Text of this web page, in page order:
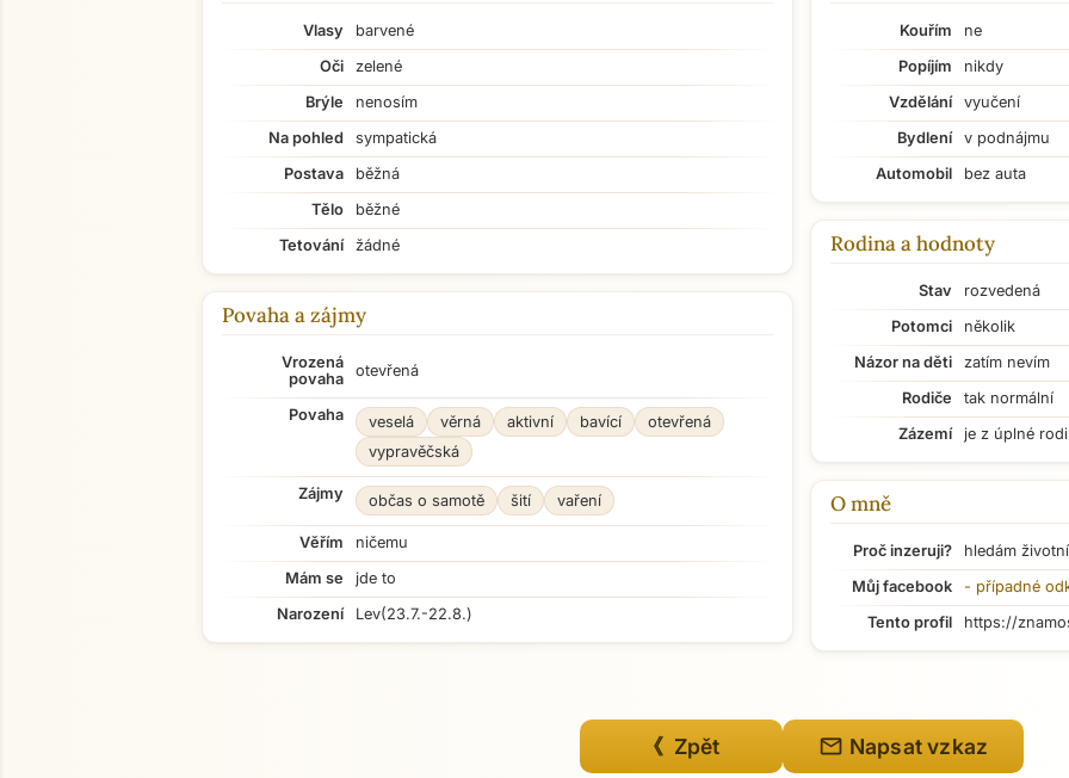
Vlasy
barvené
Oči
zelené
Brýle
nenosím
Na pohled
sympatická
Postava
běžná
Tělo
běžné
Tetování
žádné
Povaha a zájmy
Vrozená
povaha
otevřená
Povaha veselá věrná aktivní bavící
otevřená
vypravěčská
Zájmy občas o samotě šití vaření
Věřím
ničemu
Mám se
jde to
Narození
Lev(23.7.-22.8.)
Kouřím
ne
Popíjím
nikdy
Vzdělání
vyučení
Bydlení
v podnájmu
Automobil
bez auta
Rodina a hodnoty
Stav
rozvedená
Potomci
několik
Názor na děti
zatím nevím
Rodiče
tak normální
Zázemí
je z úplné
O mně
Proč inzeruji?
hledám
Můj facebook
- případné
Tento profil
https://
《 Zpět mail Napsat vzkaz